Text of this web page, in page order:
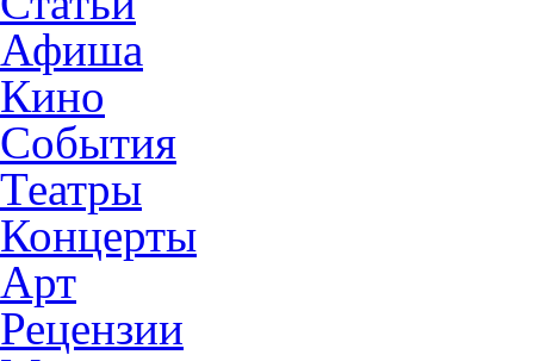
Афиша
Кино
События
Театры
Концерты
Арт
Рецензии